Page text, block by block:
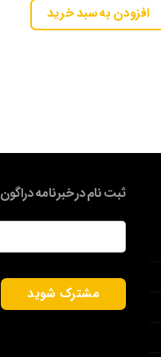
افزودن به سبد خرید
ثبت نام در خبرنامه دراگون
ایمیل*